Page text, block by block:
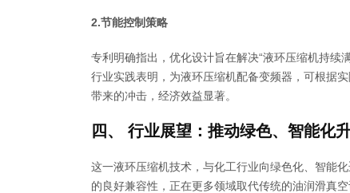
2.节能控制策略
专利明确指出，优化设计旨在解决“液环压缩机持续
行业实践表明，为液环压缩机配备变频器，可根据
带来的冲击，经济效益显著。
四、 行业展望：推动绿色、智能化
这一液环压缩机技术，与化工行业向绿色化、智能
的良好兼容性，正在更多领域取代传统的油润滑真空